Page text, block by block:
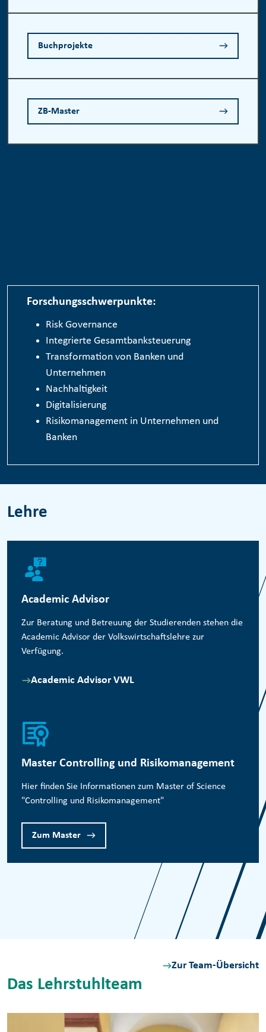
Buchprojekte
ZB-Master
Forschungsschwerpunkte:
Risk Governance
Integrierte Gesamtbanksteuerung
Transformation von Banken und
Unternehmen
Nachhaltigkeit
Digitalisierung
Risikomanagement in Unternehmen und
Banken
Lehre
Academic Advisor
Zur Beratung und Betreuung der Studierenden stehen die
Academic Advisor der Volkswirtschaftslehre zur
Verfügung.
Academic Advisor VWL
Master Controlling und Risikomanagement
Hier finden Sie Informationen zum Master of Science
"Controlling und Risikomanagement"
Zum Master
Das Lehrstuhlteam
Zur Team-Übersicht